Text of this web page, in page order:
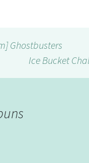
Ghostbusters
Ice Bucket